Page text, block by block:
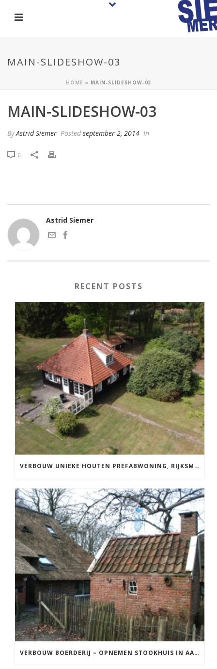
MAIN-SLIDESHOW-03
HOME » MAIN-SLIDESHOW-03
MAIN-SLIDESHOW-03
ByAstrid Siemer Posted september 2, 2014 In
0
Astrid Siemer
RECENT POSTS
VERBOUW UNIEKE HOUTEN PREFABWONING, RIJKSMONUMENT
VERBOUW BOERDERIJ – OPNEMEN STOOKHUIS IN AANBOUW